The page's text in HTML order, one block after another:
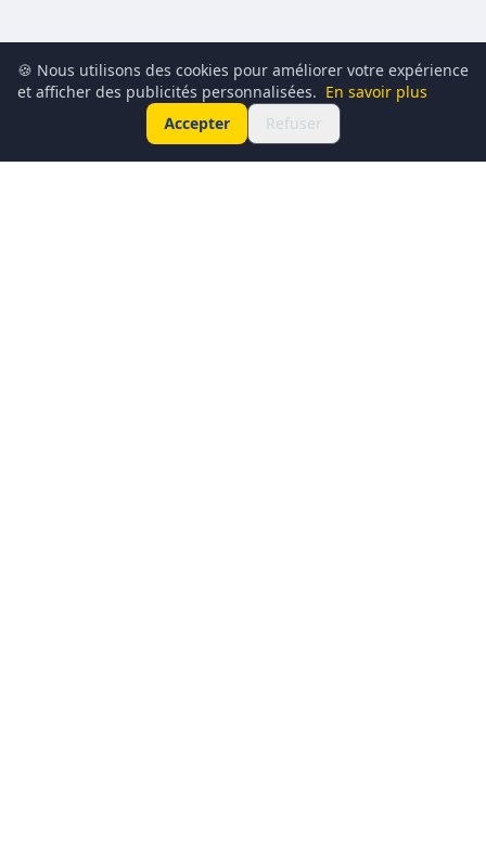
🍪 Nous utilisons des cookies pour améliorer votre expérience
et afficher des publicités personnalisées. En savoir plus
Accepter
Refuser